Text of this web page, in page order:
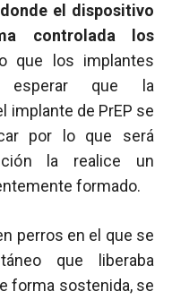
el dispositivo
controlada los
que los implantes
esperar que la
implante de PrEP se
por lo que será
la realice un
formado.
perros en el que se
que liberaba
forma sostenida, se